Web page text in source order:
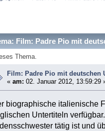
Film: Padre Pio mit
Thema.
Film: Padre Pio mit deutschen
«am: 02. Januar 2012, 13:59:29
biographische italienische
Untertiteln
tätig ist und